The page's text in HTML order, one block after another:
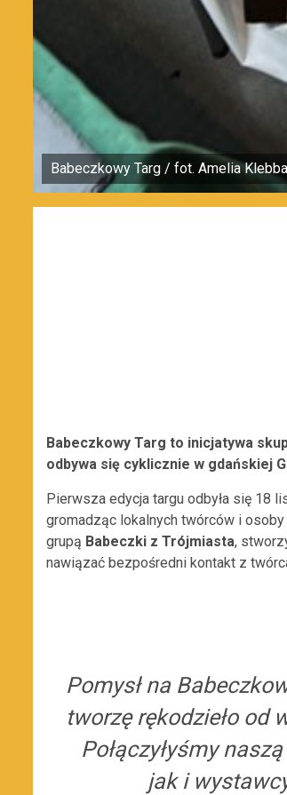
Babeczkowy Targ / fot. Amelia Klebba
Babeczkowy Targ to inicjatywa
odbywa się cyklicznie w gdańskiej
Pierwsza edycja targu odbyła się 18
gromadząc lokalnych twórców i
grupą Babeczki z Trójmiasta,
nawiązać bezpośredni kontakt z
Pomysł na
tworzę rękodzieło od
Połączyłyśmy
jak i